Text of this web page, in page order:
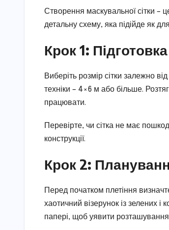
Створення маскувальної сітки –
детальну схему, яка підійде як
Крок 1:
Виберіть розмір сітки залежно
техніки – 4×6 м або більше.
працювати.
Перевірте, чи сітка не має
конструкції.
Крок 2:
Перед початком плетіння
хаотичний візерунок із зелених і
папері, щоб уявити розташування